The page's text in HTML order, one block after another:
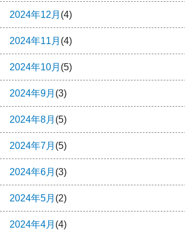
2024年12月 (4)
2024年11月 (4)
2024年10月 (5)
2024年9月 (3)
2024年8月 (5)
2024年7月 (5)
2024年6月 (3)
2024年5月 (2)
2024年4月 (4)